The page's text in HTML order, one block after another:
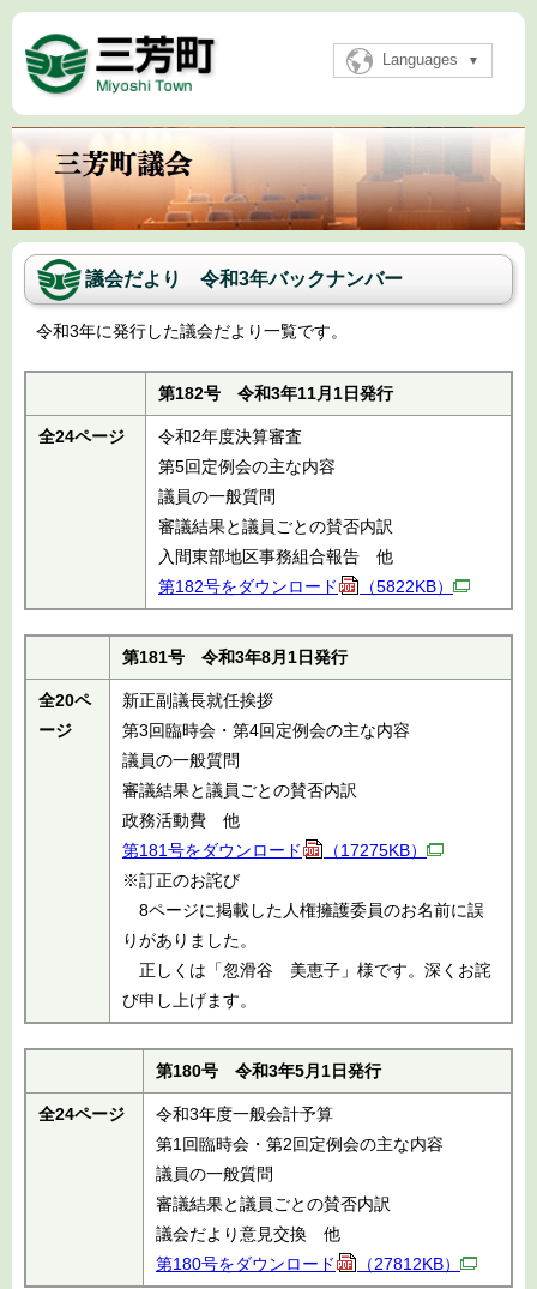
Languages
議会だより 令和3年バックナンバー
令和3年に発行した議会だより一覧です。
第182号 令和3年11月1日発行
全24ページ
令和2年度決算審査
第5回定例会の主な内容
議員の一般質問
審議結果と議員ごとの賛否内訳
入間東部地区事務組合報告 他
第182号をダウンロード
（5822KB）
第181号 令和3年8月1日発行
全20ペ
ージ
新正副議長就任挨拶
第3回臨時会・第4回定例会の主な内容
議員の一般質問
審議結果と議員ごとの賛否内訳
政務活動費 他
第181号をダウンロード
（17275KB）
※訂正のお詫び
8ページに掲載した人権擁護委員のお名前に誤
りがありました。
正しくは「忽滑谷 美恵子」様です。深くお詫
び申し上げます。
第180号 令和3年5月1日発行
全24ページ
令和3年度一般会計予算
第1回臨時会・第2回定例会の主な内容
議員の一般質問
審議結果と議員ごとの賛否内訳
議会だより意見交換 他
第180号をダウンロード
（27812KB）